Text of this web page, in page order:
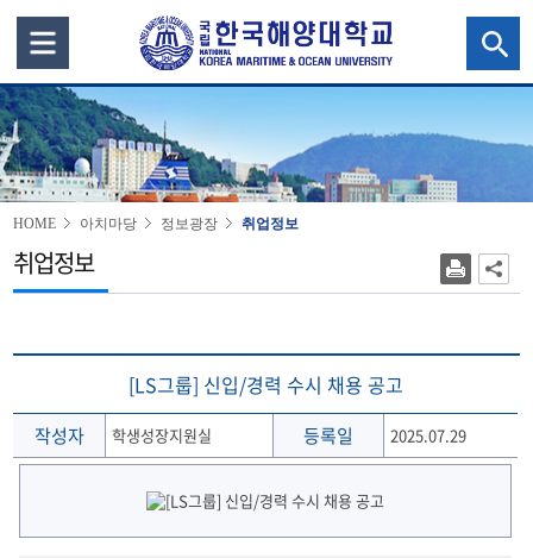
HOME 아치마당 정보광장 취업정보
취업정보
[LS그룹] 신입/경력 수시 채용 공고
작성자 학생성장지원실 등록일 2025.07.29